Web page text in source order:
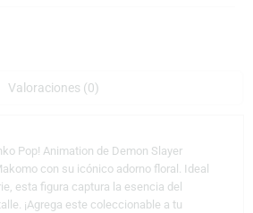
Valoraciones (0)
Pop! Animation de Demon Slayer
con su icónico adorno floral. Ideal
esta figura captura la esencia del
¡Agrega este coleccionable a tu